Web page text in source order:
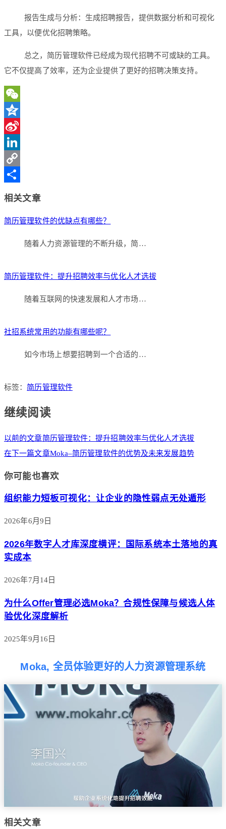
报告生成与分析：生成招聘报告，提供数据分析和可视化
工具，以便优化招聘策略。
总之，简历管理软件已经成为现代招聘不可或缺的工具。
它不仅提高了效率，还为企业提供了更好的招聘决策支持。
WeChat
Qzone
Sina
Weibo
LinkedIn
Copy
相关文章
简历管理软件的优缺点有哪些？
随着人力资源管理的不断升级，简…
简历管理软件：提升招聘效率与优化人才选拔
随着互联网的快速发展和人才市场…
社招系统常用的功能有哪些呢？
如今市场上想要招聘到一个合适的…
标签： 简历管理软件
继续阅读
以前的文章简历管理软件：提升招聘效率与优化人才选拔
在下一篇文章Moka–简历管理软件的优势及未来发展趋势
你可能也喜欢
组织能力短板可视化：让企业的隐性弱点无处遁形
2026年6月9日
2026年数字人才库深度横评：国际系统本土落地的真
实成本
2026年7月14日
为什么Offer管理必选Moka？合规性保障与候选人体
验优化深度解析
2025年9月16日
Moka, 全员体验更好的人力资源管理系统
相关文章